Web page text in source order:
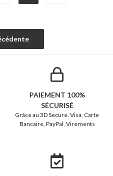
PAIEMENT 100%
SÉCURISÉ
Grâce au 3D Secure. Visa, Carte
Bancaire, PayPal, Virements